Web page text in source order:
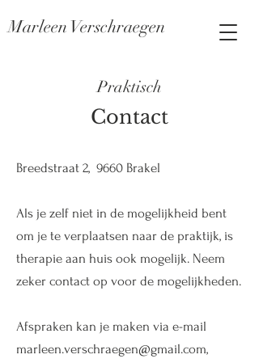
Marleen Verschraegen
Praktisch
Contact
Breedstraat 2, 9660 Brakel
Als je zelf niet in de mogelijkheid bent
om je te verplaatsen naar de praktijk, is
therapie aan huis ook mogelijk. Neem
zeker contact op voor de mogelijkheden.
Afspraken kan je maken via e-mail
marleen.verschraegen@gmail.com,